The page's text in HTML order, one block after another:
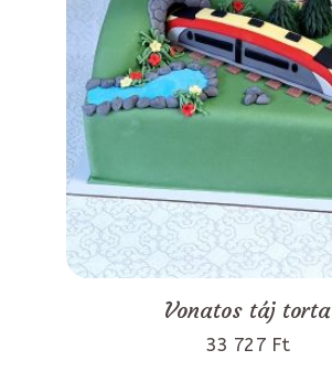
Vonatos táj torta
33 727 Ft